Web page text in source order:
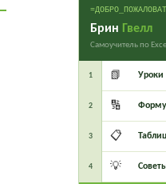
Брин Гвелл
Самоучитель по
1 📗 Уроки
2 🔢
3 📋
4 💡